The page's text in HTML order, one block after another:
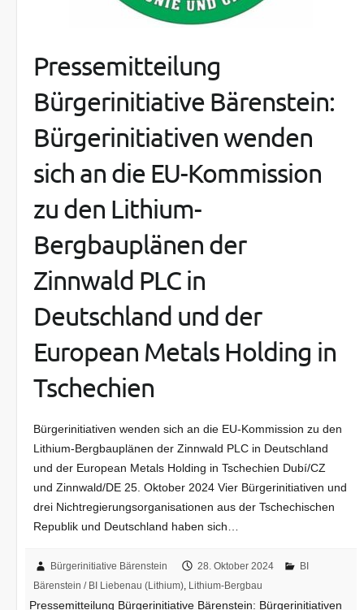
Pressemitteilung
Bürgerinitiative Bärenstein:
Bürgerinitiativen wenden
sich an die EU-Kommission
zu den Lithium-
Bergbauplänen der
Zinnwald PLC in
Deutschland und der
European Metals Holding in
Tschechien
Bürgerinitiativen wenden sich an die EU-Kommission zu den
Lithium-Bergbauplänen der Zinnwald PLC in Deutschland
und der European Metals Holding in Tschechien Dubí/CZ
und Zinnwald/DE 25. Oktober 2024 Vier Bürgerinitiativen und
drei Nichtregierungsorganisationen aus der Tschechischen
Republik und Deutschland haben sich…
Bürgerinitiative Bärenstein 28. Oktober 2024
BI
Bärenstein / BI Liebenau (Lithium) Lithium-Bergbau
Pressemitteilung Bürgerinitiative Bärenstein: Bürgerinitiativen